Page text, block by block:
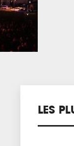
LES